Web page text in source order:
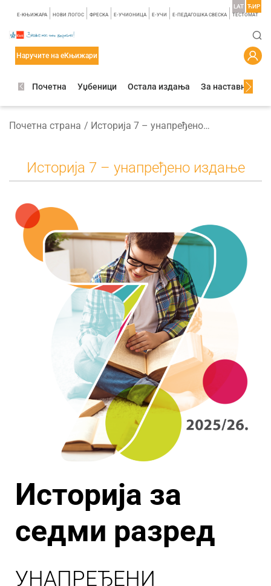
E-КЊИЖАРА НОВИ ЛОГОС ФРЕСКА E-УЧИОНИЦА E-УЧИ Е-ПЕДАГОШКА СВЕСКА TЕСТОМАТ
LAT ЋИР
Наручите на еКњижари
Почетна Уџбеници Остала издања За наставнике
Почетна страна Историја 7 – унапређено издање
Историја 7 – унапређено издање
Историја за
седми разред
УНАПРЕЂЕНИ